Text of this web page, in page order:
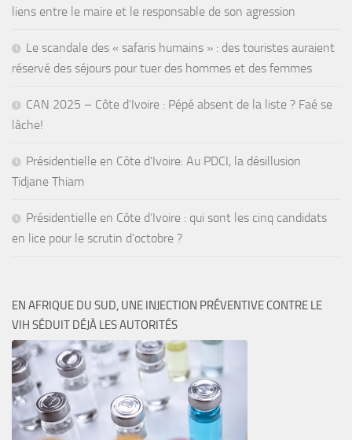
liens entre le maire et le responsable de son agression
Le scandale des « safaris humains » : des touristes auraient
réservé des séjours pour tuer des hommes et des femmes
CAN 2025 – Côte d’Ivoire : Pépé absent de la liste ? Faé se
lâche!
Présidentielle en Côte d’Ivoire: Au PDCI, la désillusion
Tidjane Thiam
Présidentielle en Côte d’Ivoire : qui sont les cinq candidats
en lice pour le scrutin d’octobre ?
EN AFRIQUE DU SUD, UNE INJECTION PRÉVENTIVE CONTRE LE
VIH SÉDUIT DÉJÀ LES AUTORITÉS